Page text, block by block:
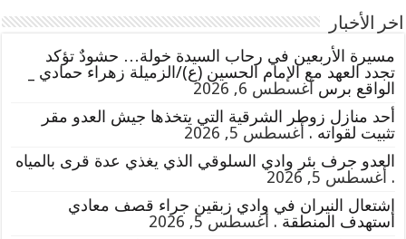
اخر الأخبار
مسيرة الأربعين في رحاب السيدة خولة… حشودٌ تؤكد
تجدد العهد مع الإمام الحسين (ع)/الزميلة زهراء حمادي _
الواقع برس أغسطس 6, 2026
أحد منازل زوطر الشرقية التي يتخذها جيش العدو مقر
تثبيت لقواته . أغسطس 5, 2026
العدو جرف بئر وادي السلوقي الذي يغذي عدة قرى بالمياه
. أغسطس 5, 2026
إشتعال النيران في وادي زبقين جراء قصف معادي
استهدف المنطقة . أغسطس 5, 2026